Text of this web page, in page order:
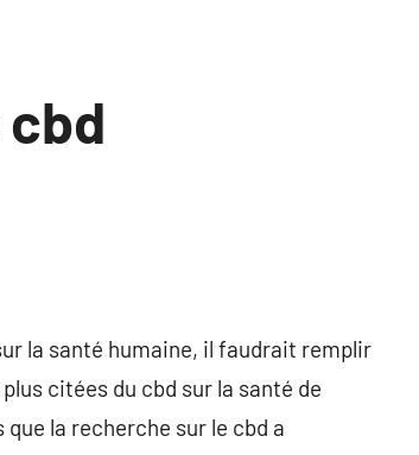
la santé humaine, il faudrait remplir
citées du cbd sur la santé de
la recherche sur le cbd a